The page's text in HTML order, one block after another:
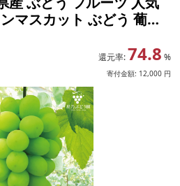
マスカット ぶどう 葡萄
[配送不可地域:離島・北
還元率: 74.8 %
寄付金額: 12,000 円